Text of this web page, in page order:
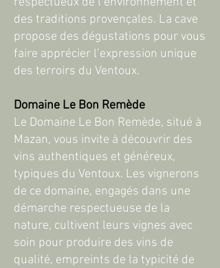
des traditions provençales. La cave
propose des dégustations pour vous
faire apprécier l’expression unique
des terroirs du Ventoux.
Domaine Le Bon Remède
Le Domaine Le Bon Remède, situé à
Mazan, vous invite à découvrir des
vins authentiques et généreux,
typiques du Ventoux. Les vignerons
de ce domaine, engagés dans une
démarche respectueuse de la
nature, cultivent leurs vignes avec
soin pour produire des vins de
qualité, empreints de la typicité de